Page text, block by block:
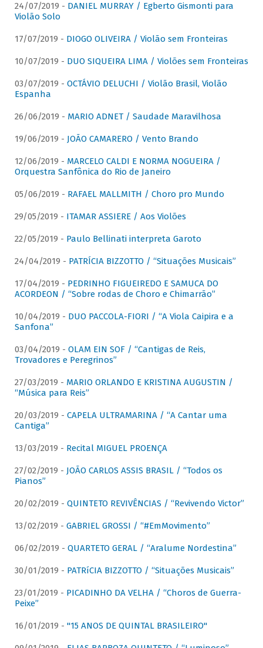
24/07/2019 - DANIEL MURRAY / Egberto Gismonti para
Violão Solo
17/07/2019 - DIOGO OLIVEIRA / Violão sem Fronteiras
10/07/2019 - DUO SIQUEIRA LIMA / Violões sem Fronteiras
03/07/2019 - OCTÁVIO DELUCHI / Violão Brasil, Violão
Espanha
26/06/2019 - MARIO ADNET / Saudade Maravilhosa
19/06/2019 - JOÃO CAMARERO / Vento Brando
12/06/2019 - MARCELO CALDI E NORMA NOGUEIRA /
Orquestra Sanfônica do Rio de Janeiro
05/06/2019 - RAFAEL MALLMITH / Choro pro Mundo
29/05/2019 - ITAMAR ASSIERE / Aos Violões
22/05/2019 - Paulo Bellinati interpreta Garoto
24/04/2019 - PATRÍCIA BIZZOTTO / “Situações Musicais”
17/04/2019 - PEDRINHO FIGUEIREDO E SAMUCA DO
ACORDEON / “Sobre rodas de Choro e Chimarrão”
10/04/2019 - DUO PACCOLA-FIORI / “A Viola Caipira e a
Sanfona”
03/04/2019 - OLAM EIN SOF / “Cantigas de Reis,
Trovadores e Peregrinos”
27/03/2019 - MARIO ORLANDO E KRISTINA AUGUSTIN /
“Música para Reis”
20/03/2019 - CAPELA ULTRAMARINA / “A Cantar uma
Cantiga”
13/03/2019 - Recital MIGUEL PROENÇA
27/02/2019 - JOÃO CARLOS ASSIS BRASIL / “Todos os
Pianos”
20/02/2019 - QUINTETO REVIVÊNCIAS / “Revivendo Victor”
13/02/2019 - GABRIEL GROSSI / “#EmMovimento”
06/02/2019 - QUARTETO GERAL / “Aralume Nordestina”
30/01/2019 - PATRíCIA BIZZOTTO / “Situações Musicais”
23/01/2019 - PICADINHO DA VELHA / “Choros de Guerra-
Peixe”
16/01/2019 - "15 ANOS DE QUINTAL BRASILEIRO"